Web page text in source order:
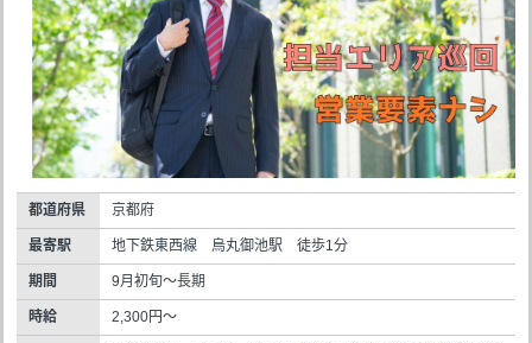
都道府県 京都府
最寄駅 地下鉄東西線 烏丸御池駅 徒歩1分
期間 9月初旬～長期
時給 2,300円～